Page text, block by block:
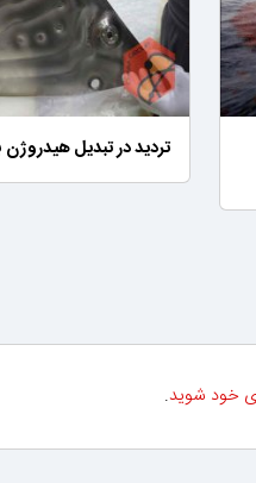
تردید در تبدیل هیدروژن
خود شوید.